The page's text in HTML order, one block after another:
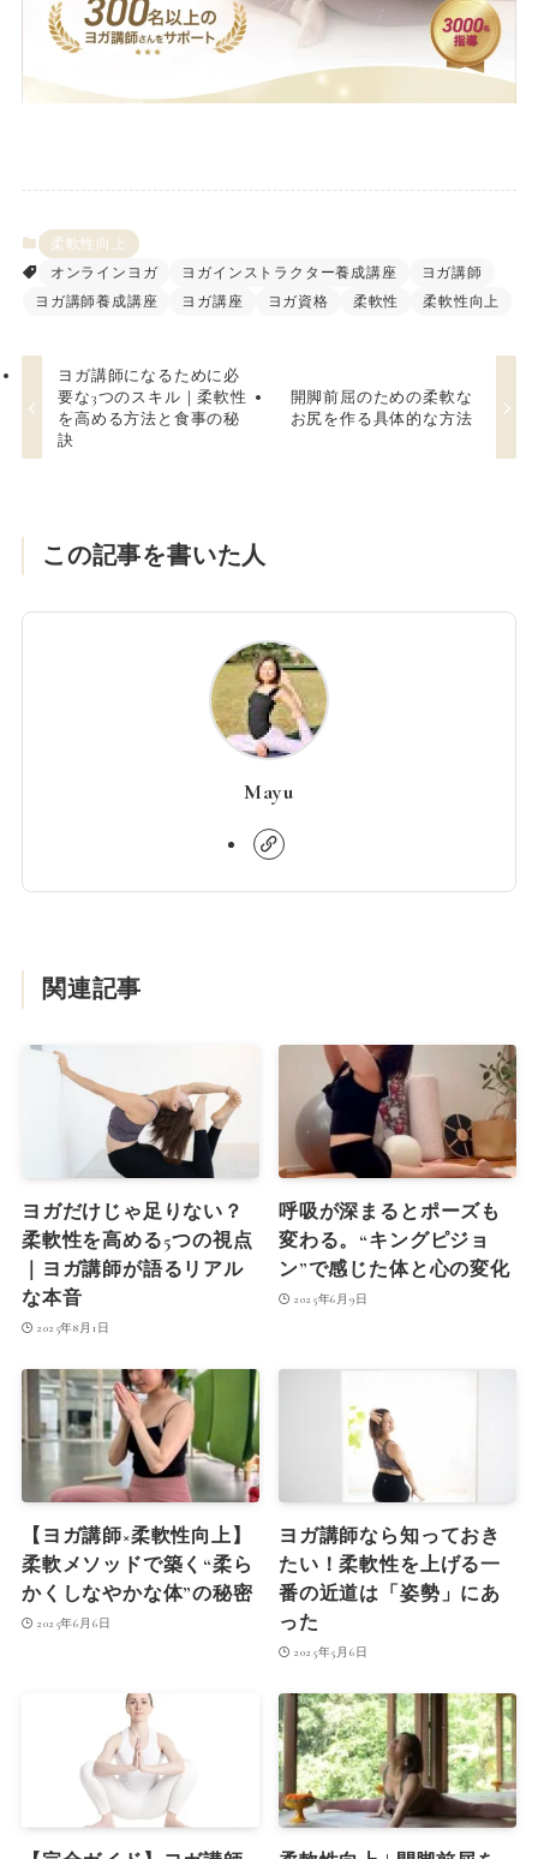
柔軟性向上
オンラインヨガ
ヨガインストラクター養成講座
ヨガ講師
ヨガ講師養成講座
ヨガ講座 ヨガ資格 柔軟性 柔軟性向上
ヨガ講師になるために必
要な3つのスキル｜柔軟性
を高める方法と食事の秘
訣
開脚前屈のための柔軟な
お尻を作る具体的な方法
この記事を書いた人
Mayu
関連記事
ヨガだけじゃ足りない？
柔軟性を高める5つの視点
｜ヨガ講師が語るリアル
な本音
2025年8月1日
呼吸が深まるとポーズも
変わる。“キングピジョ
ン”で感じた体と心の変化
2025年6月9日
【ヨガ講師×柔軟性向上】
柔軟メソッドで築く“柔ら
かくしなやかな体”の秘密
2025年6月6日
ヨガ講師なら知っておき
たい！柔軟性を上げる一
番の近道は「姿勢」にあ
った
2025年5月6日